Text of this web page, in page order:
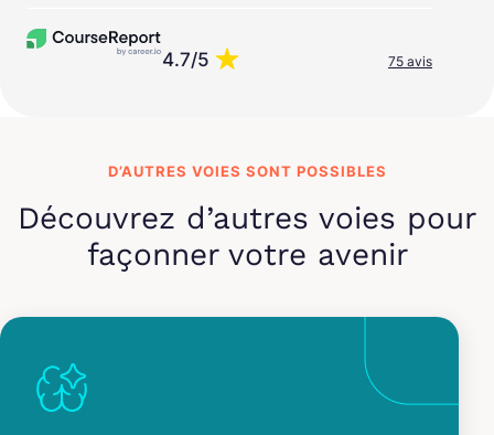
4.7/5 75 avis
D’AUTRES VOIES SONT POSSIBLES
Découvrez d’autres voies pour
façonner votre avenir